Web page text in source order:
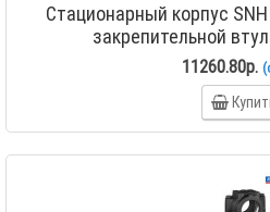
Стационарный корпус
закрепительной
11260.80р.